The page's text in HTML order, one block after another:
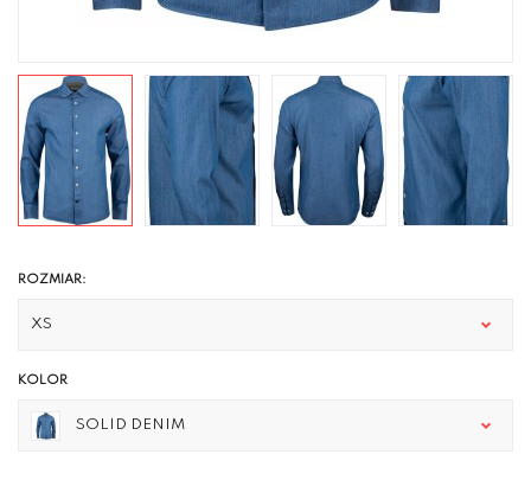
ROZMIAR:
XS
KOLOR
SOLID DENIM